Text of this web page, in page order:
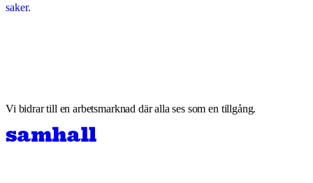
saker.
Vi bidrar till en arbetsmarknad där alla ses som en tillgång.